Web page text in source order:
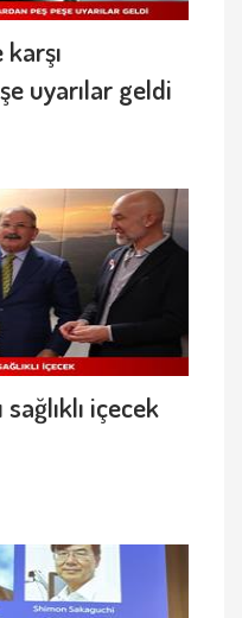
uyarılar geldi
içecek